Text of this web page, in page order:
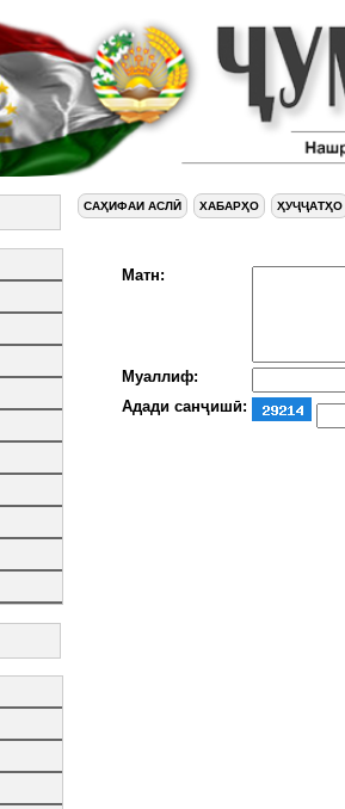
САҲИФАИ АСЛӢ ХАБАРҲО ҲУҶҶАТҲО
Матн:
Муаллиф:
Адади санҷишӣ: